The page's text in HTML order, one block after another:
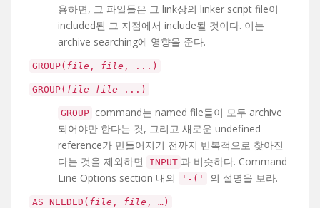
용하면, 그 파일들은 그 link상의 linker script file이
included된 그 지점에서 include될 것이다. 이는
archive searching에 영향을 준다.
GROUP( file , file , ...)
GROUP( file file ...)
GROUP command는 named file들이 모두 archive
되어야만 한다는 것, 그리고 새로운 undefined
reference가 만들어지기 전까지 반복적으로 찾아진
다는 것을 제외하면
INPUT 과 비슷하다. Command
Line Options section 내의
'-(' 의 설명을 보라.
AS_NEEDED( file , file , …)